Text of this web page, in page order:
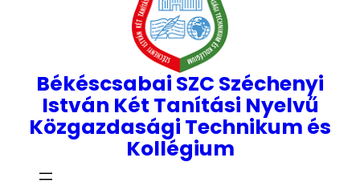
Békéscsabai SZC Széchenyi
István Két Tanítási Nyelvű
Közgazdasági Technikum és
Kollégium